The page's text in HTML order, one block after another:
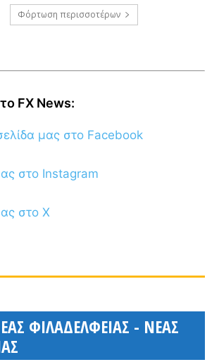
Φόρτωση περισσοτέρων
FX News:
μας στο Facebook
στο Instagram
στο X
ΦΙΛΑΔΕΛΦΕΙΑΣ - ΝΕΑΣ